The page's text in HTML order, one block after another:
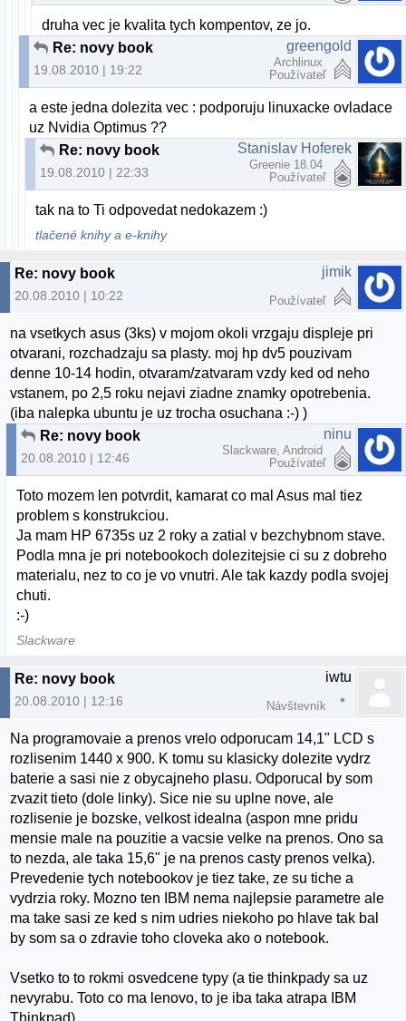
druha vec je kvalita tych kompentov, ze jo.
Re: novy book
19.08.2010 | 19:22
greengold
Archlinux
Používateľ
a este jedna dolezita vec : podporuju linuxacke ovladace
uz Nvidia Optimus ??
Re: novy book
19.08.2010 | 22:33
Stanislav Hoferek
Greenie 18.04
Používateľ
tak na to Ti odpovedat nedokazem :)
tlačené knihy a e-knihy
Re: novy book
20.08.2010 | 10:22
jimik
Používateľ
na vsetkych asus (3ks) v mojom okoli vrzgaju displeje pri
otvarani, rozchadzaju sa plasty. moj hp dv5 pouzivam
denne 10-14 hodin, otvaram/zatvaram vzdy ked od neho
vstanem, po 2,5 roku nejavi ziadne znamky opotrebenia.
(iba nalepka ubuntu je uz trocha osuchana :-) )
Re: novy book
20.08.2010 | 12:46
ninu
Slackware, Android
Používateľ
Toto mozem len potvrdit, kamarat co mal Asus mal tiez
problem s konstrukciou.
Ja mam HP 6735s uz 2 roky a zatial v bezchybnom stave.
Podla mna je pri notebookoch dolezitejsie ci su z dobreho
materialu, nez to co je vo vnutri. Ale tak kazdy podla svojej
chuti.
:-)
Slackware
Re: novy book
20.08.2010 | 12:16
iwtu
Návštevník
Na programovaie a prenos vrelo odporucam 14,1" LCD s
rozlisenim 1440 x 900. K tomu su klasicky dolezite vydrz
baterie a sasi nie z obycajneho plasu. Odporucal by som
zvazit tieto (dole linky). Sice nie su uplne nove, ale
rozlisenie je bozske, velkost idealna (aspon mne pridu
mensie male na pouzitie a vacsie velke na prenos. Ono sa
to nezda, ale taka 15,6" je na prenos casty prenos velka).
Prevedenie tych notebookov je tiez take, ze su tiche a
vydrzia roky. Mozno ten IBM nema najlepsie parametre ale
ma take sasi ze ked s nim udries niekoho po hlave tak bal
by som sa o zdravie toho cloveka ako o notebook.
Vsetko to to rokmi osvedcene typy (a tie thinkpady sa uz
nevyrabu. Toto co ma lenovo, to je iba taka atrapa IBM
Thinkpad).